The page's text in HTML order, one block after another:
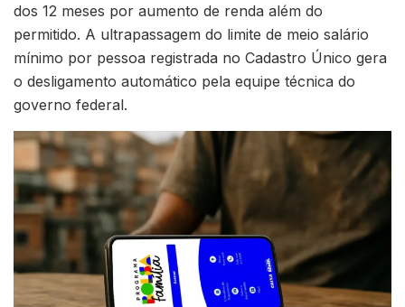
dos 12 meses por aumento de renda além do
permitido. A ultrapassagem do limite de meio salário
mínimo por pessoa registrada no Cadastro Único gera
o desligamento automático pela equipe técnica do
governo federal.